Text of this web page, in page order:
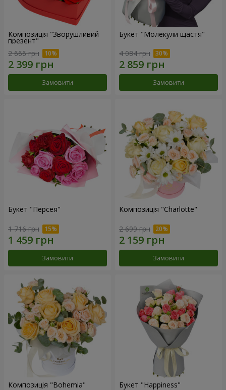
Композиція "Зворушливий
презент"
2 666 грн
Замовити
Букет "Молекули щастя"
4 084 грн
Замовити
Букет "Персея"
1 716 грн
Замовити
Композиція "Charlotte"
2 699 грн
Замовити
Композиція "Bohemia" Букет "Happiness"